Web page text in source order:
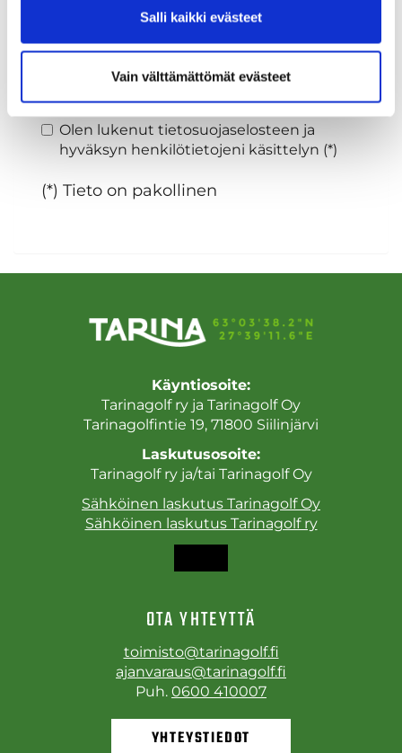
Salli kaikki evästeet
Vain välttämättömät evästeet
Rekisteröidy
Haluan tilata Tarina Golf uutiskirjeen
Olen lukenut tietosuojaselosteen ja
hyväksyn henkilötietojeni käsittelyn (*)
(*) Tieto on pakollinen
Käyntiosoite:
Tarinagolf ry ja Tarinagolf Oy
Tarinagolfintie 19, 71800 Siilinjärvi
Laskutusosoite:
Tarinagolf ry ja/tai Tarinagolf Oy
Sähköinen laskutus Tarinagolf Oy
Sähköinen laskutus Tarinagolf ry
OTA YHTEYTTÄ
toimisto@tarinagolf.fi
ajanvaraus@tarinagolf.fi
Puh. 0600 410007
YHTEYSTIEDOT